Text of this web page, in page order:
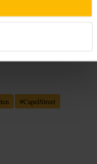
Capel
#CapelStreet